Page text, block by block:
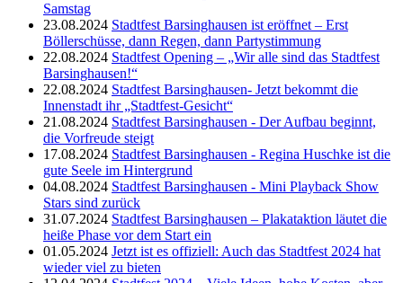
Samstag
23.08.2024 Stadtfest Barsinghausen ist eröffnet – Erst
Böllerschüsse, dann Regen, dann Partystimmung
22.08.2024 Stadtfest Opening – „Wir alle sind das Stadtfest
Barsinghausen!“
22.08.2024 Stadtfest Barsinghausen- Jetzt bekommt die
Innenstadt ihr „Stadtfest-Gesicht“
21.08.2024 Stadtfest Barsinghausen - Der Aufbau beginnt,
die Vorfreude steigt
17.08.2024 Stadtfest Barsinghausen - Regina Huschke ist die
gute Seele im Hintergrund
04.08.2024 Stadtfest Barsinghausen - Mini Playback Show
Stars sind zurück
31.07.2024 Stadtfest Barsinghausen – Plakataktion läutet die
heiße Phase vor dem Start ein
01.05.2024 Jetzt ist es offiziell: Auch das Stadtfest 2024 hat
wieder viel zu bieten